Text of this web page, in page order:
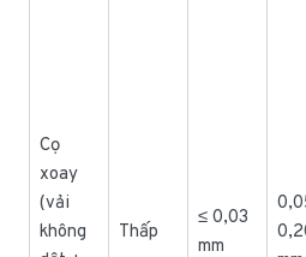
Cọ
xoay
(vải
không
Thấp
≤ 0,03
mm